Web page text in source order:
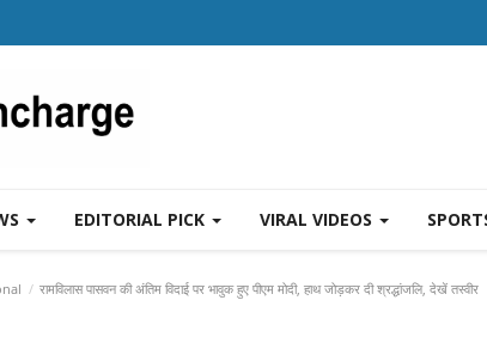
EDITORIAL PICK VIRAL VIDEOS
रामविलास पासवन की अंतिम विदाई पर भावुक हुए पीएम मोदी, हाथ जोड़कर दी श्रद्धांजलि, देखें तस्वीर